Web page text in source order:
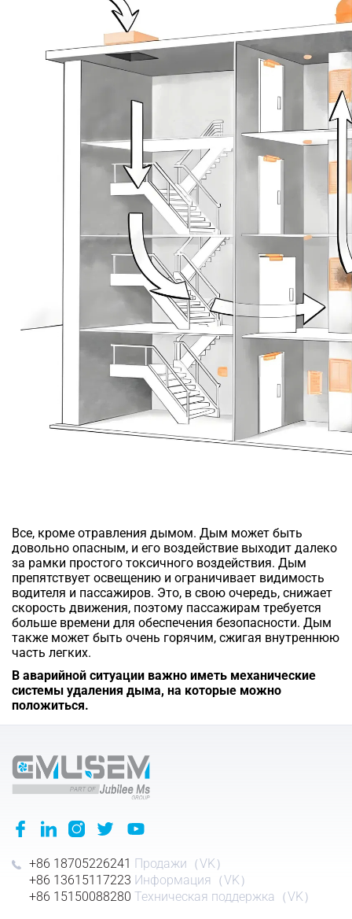
Все, кроме отравления дымом. Дым может быть
довольно опасным, и его воздействие выходит далеко
за рамки простого токсичного воздействия. Дым
препятствует освещению и ограничивает видимость
водителя и пассажиров. Это, в свою очередь, снижает
скорость движения, поэтому пассажирам требуется
больше времени для обеспечения безопасности. Дым
также может быть очень горячим, сжигая внутреннюю
часть легких.
В аварийной ситуации важно иметь механические
системы удаления дыма, на которые можно
положиться.
+86 18705226241 Продажи（VK）
+86 13615117223 Информация（VK）
+86 15150088280 Техническая поддержка（VK）